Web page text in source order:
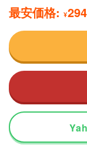
最安価格: ¥294